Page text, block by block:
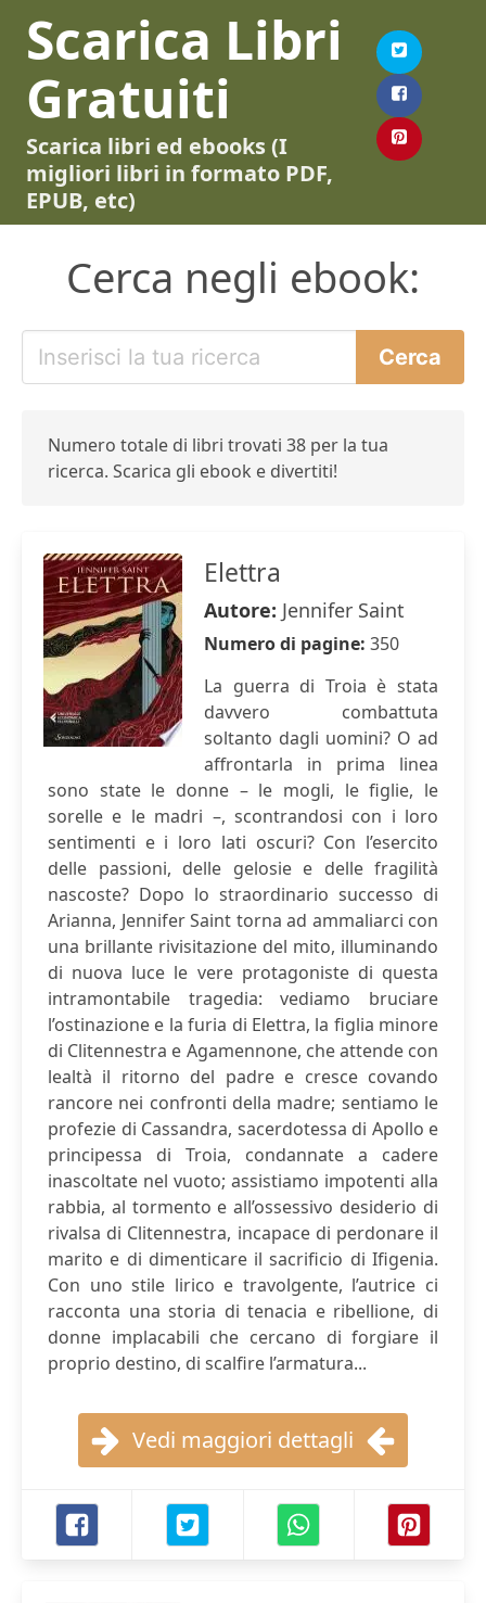
Scarica Libri
Gratuiti
Scarica libri ed ebooks (I
migliori libri in formato PDF,
EPUB, etc)
Cerca negli ebook:
Numero totale di libri trovati 38 per la tua
ricerca. Scarica gli ebook e divertiti!
Elettra
Autore: Jennifer Saint
Numero di pagine: 350
La guerra di Troia è stata
davvero combattuta
soltanto dagli uomini? O ad
affrontarla in prima linea
sono state le donne – le mogli, le figlie, le
sorelle e le madri –, scontrandosi con i loro
sentimenti e i loro lati oscuri? Con l’esercito
delle passioni, delle gelosie e delle fragilità
nascoste? Dopo lo straordinario successo di
Arianna, Jennifer Saint torna ad ammaliarci con
una brillante rivisitazione del mito, illuminando
di nuova luce le vere protagoniste di questa
intramontabile tragedia: vediamo bruciare
l’ostinazione e la furia di Elettra, la figlia minore
di Clitennestra e Agamennone, che attende con
lealtà il ritorno del padre e cresce covando
rancore nei confronti della madre; sentiamo le
profezie di Cassandra, sacerdotessa di Apollo e
principessa di Troia, condannate a cadere
inascoltate nel vuoto; assistiamo impotenti alla
rabbia, al tormento e all’ossessivo desiderio di
rivalsa di Clitennestra, incapace di perdonare il
marito e di dimenticare il sacrificio di Ifigenia.
Con uno stile lirico e travolgente, l’autrice ci
racconta una storia di tenacia e ribellione, di
donne implacabili che cercano di forgiare il
proprio destino, di scalfire l’armatura...
Vedi maggiori dettagli